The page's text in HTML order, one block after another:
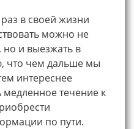
в своей жизни
можно не
и выезжать в
что чем дальше мы
интереснее
медленное течение к
по пути.